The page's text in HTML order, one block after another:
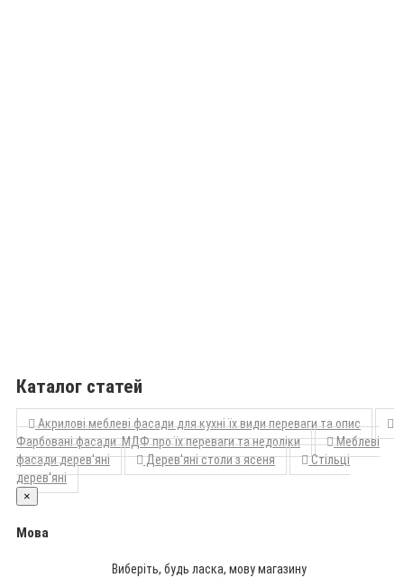
Каталог статей
Акрилові меблеві фасади для кухні їх види переваги та опис
Фарбовані фасади МДФ про їх переваги та недоліки
Меблеві
фасади дерев'яні
Дерев'яні столи з ясеня
Стільці
дерев'яні
×
Мова
Виберіть, будь ласка, мову магазину